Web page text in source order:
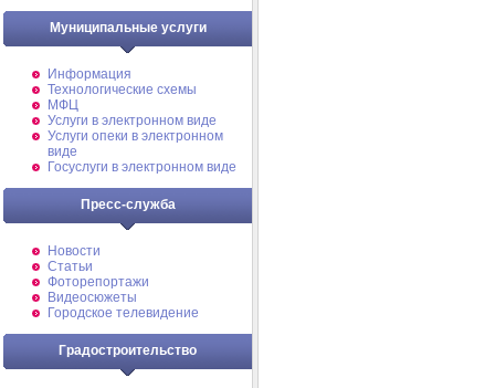
Муниципальные услуги
Информация
Технологические схемы
МФЦ
Услуги в электронном виде
Услуги опеки в электронном
виде
Госуслуги в электронном виде
Пресс-служба
Новости
Статьи
Фоторепортажи
Видеосюжеты
Городское телевидение
Градостроительство